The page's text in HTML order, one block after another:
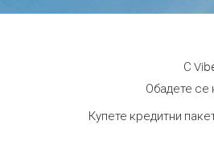
С
Обадете се
Купете кредитни